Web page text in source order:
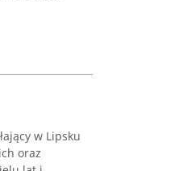
w Lipsku
oraz